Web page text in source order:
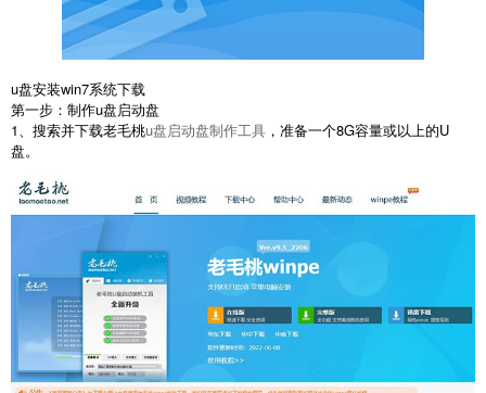
u盘安装win7系统下载
第一步：制作u盘启动盘
1、搜索并下载老毛桃u盘启动盘制作工具 ，准备一个8G容量或以上的U
盘。